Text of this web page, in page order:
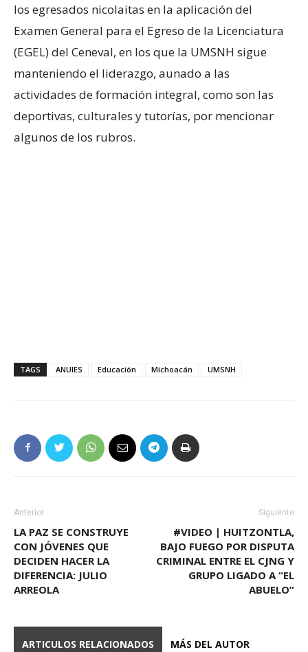
los egresados nicolaitas en la aplicación del
Examen General para el Egreso de la Licenciatura
(EGEL) del Ceneval, en los que la UMSNH sigue
manteniendo el liderazgo, aunado a las
actividades de formación integral, como son las
deportivas, culturales y tutorías, por mencionar
algunos de los rubros.
TAGS ANUIES Educación Michoacán UMSNH
Anterior
LA PAZ SE CONSTRUYE
CON JÓVENES QUE
DECIDEN HACER LA
DIFERENCIA: JULIO
ARREOLA
Siguiente
#VIDEO | HUITZONTLA,
BAJO FUEGO POR DISPUTA
CRIMINAL ENTRE EL CJNG Y
GRUPO LIGADO A “EL
ABUELO”
ARTICULOS RELACIONADOS MÁS DEL AUTOR